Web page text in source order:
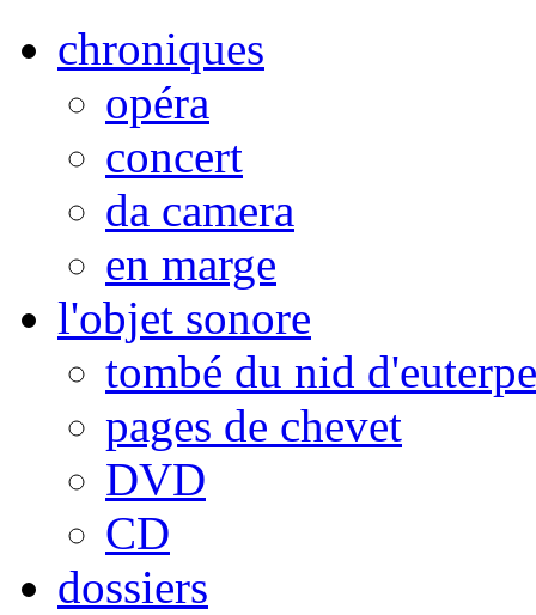
chroniques
opéra
concert
da camera
en marge
l'objet sonore
tombé du nid d'euterpe
pages de chevet
DVD
CD
dossiers